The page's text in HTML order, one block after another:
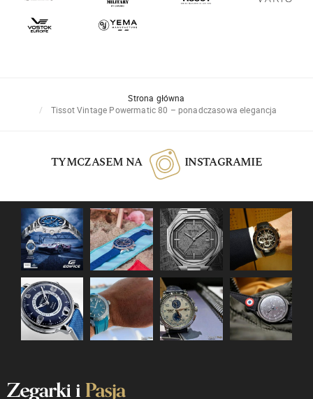
Strona główna
Tissot Vintage Powermatic 80 – ponadczasowa elegancja
TYMCZASEM NA INSTAGRAMIE